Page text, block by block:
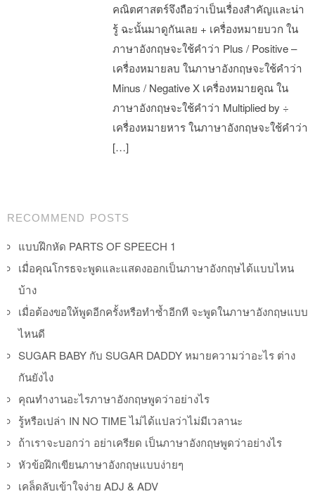
คณิตศาสตร์จึงถือว่าเป็นเรื่องสำคัญและน่า
รู้ ฉะนั้นมาดูกันเลย + เครื่องหมายบวก ใน
ภาษาอังกฤษจะใช้คำว่า Plus / Positive –
เครื่องหมายลบ ในภาษาอังกฤษจะใช้คำว่า
Minus / Negative X เครื่องหมายคูณ ใน
ภาษาอังกฤษจะใช้คำว่า Multiplied by ÷
เครื่องหมายหาร ในภาษาอังกฤษจะใช้คำว่า
[…]
Post navigation
RECOMMEND POSTS
แบบฝึกหัด PARTS OF SPEECH 1
เมื่อคุณโกรธจะพูดและแสดงออกเป็นภาษาอังกฤษได้แบบไหน
บ้าง
เมื่อต้องขอให้พูดอีกครั้งหรือทำซ้ำอีกที จะพูดในภาษาอังกฤษแบบ
ไหนดี
SUGAR BABY กับ SUGAR DADDY หมายความว่าอะไร ต่าง
กันยังไง
คุณทำงานอะไรภาษาอังกฤษพูดว่าอย่างไร
รู้หรือเปล่า IN NO TIME ไม่ได้แปลว่าไม่มีเวลานะ
ถ้าเราจะบอกว่า อย่าเครียด เป็นภาษาอังกฤษพูดว่าอย่างไร
หัวข้อฝึกเขียนภาษาอังกฤษแบบง่ายๆ
เคล็ดลับเข้าใจง่าย ADJ & ADV